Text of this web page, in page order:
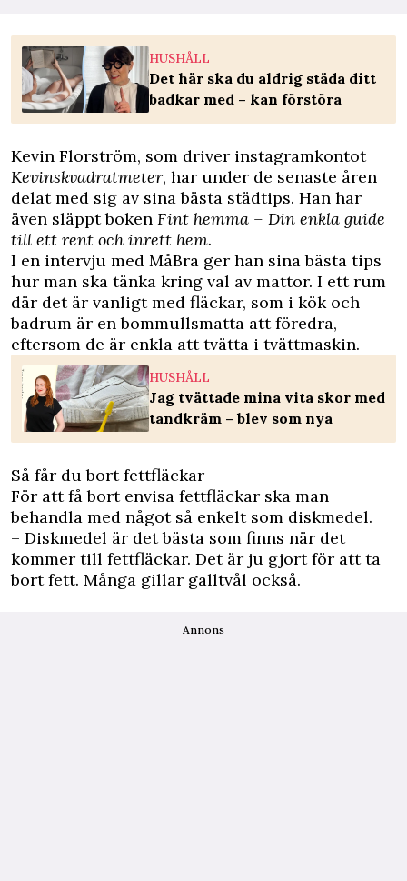
HUSHÅLL
Det här ska du aldrig städa ditt
badkar med – kan förstöra
Kevin Florström, som driver instagramkontot
Kevinskvadratmeter, har under de senaste åren
delat med sig av sina bästa städtips. Han har
även släppt boken Fint hemma – Din enkla guide
till ett rent och inrett hem.
I en intervju med MåBra ger han sina bästa tips
hur man ska tänka kring val av mattor. I ett rum
där det är vanligt med fläckar, som i kök och
badrum är en bommullsmatta att föredra,
eftersom de är enkla att tvätta i tvättmaskin.
HUSHÅLL
Jag tvättade mina vita skor med
tandkräm – blev som nya
Så får du bort fettfläckar
För att få bort envisa fettfläckar ska man
behandla med något så enkelt som diskmedel.
– Diskmedel är det bästa som finns när det
kommer till fettfläckar. Det är ju gjort för att ta
bort fett. Många gillar galltvål också.
Annons